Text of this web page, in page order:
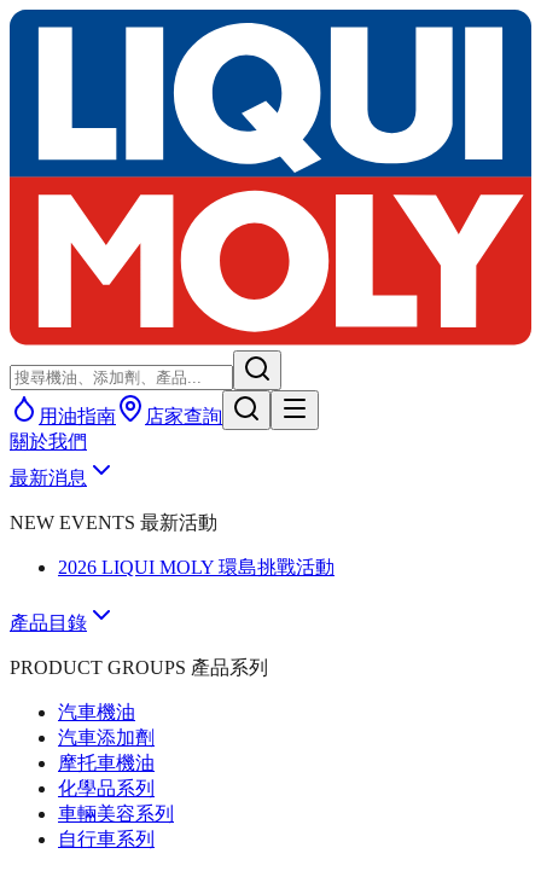
用油指南
店家查詢
關於我們
最新消息
NEW EVENTS 最新活動
2026 LIQUI MOLY 環島挑戰活動
產品目錄
PRODUCT GROUPS 產品系列
汽車機油
汽車添加劑
摩托車機油
化學品系列
車輛美容系列
自行車系列